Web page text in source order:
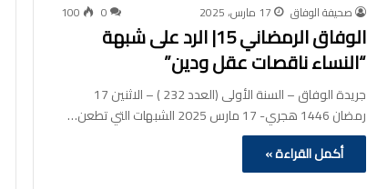
صحيفة الوفاق 17 مارس، 2025 0
100
الوفاق الرمضاني 15| الرد على شبهة
“النساء ناقصات عقل ودين”
جريدة الوفاق – السنة الأولى (العدد 232 ) – الاثنين 17
رمضان 1446 هجري- 17 مارس 2025 الشبهات التي تطعن…
أكمل القراءة »